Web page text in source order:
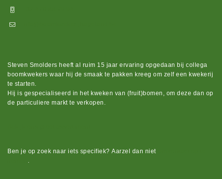
Steven Smolders heeft al ruim 15 jaar ervaring opgedaan bij collega
boomkwekers waar hij de smaak te pakken kreeg om zelf een kwekerij
te starten.
Hij is gespecialiseerd in het kweken van (fruit)bomen, om deze dan op
de particuliere markt te verkopen.
Ben je op zoek naar iets specifiek? Aarzel dan niet
.